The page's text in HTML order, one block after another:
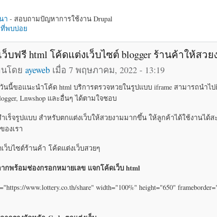
า - สอบถามปัญหาการใช้งาน Drupal
ที่พบบ่อย
บฟรี html โค้ดแต่งเว็บไซต์ blogger ร้านค้าให้สวย
โดย ayewebเมื่อ 7 พฤษภาคม, 2022 - 13:19
นนี้ขอแนะนำโค้ด html บริการตรวจหวยในรูปแบบ iframe สามารถนำไป
Lnwshop และอื่นๆ ได้ตามใจชอบ
เร็จรูปแบบ สำหรับตกแต่งเว็บให้สวยงามมากขึ้น ให้ลูกค้าได้ใช้งานได้
องเรา
เว็บไซต์ร้านค้า โค้ดแต่งเว็บสวยๆ
กพร้อมช่องกรอกหมายเลข แจกโค้ดเว็บ html
www.lottery.co.th/share" width="100%" height="650"